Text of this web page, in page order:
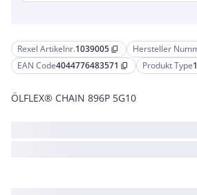
Rexel Artikelnr.1039005 content_copy Hersteller
EAN Code4044776483571 content_copy Produkt Type
ÖLFLEX® CHAIN 896P 5G10